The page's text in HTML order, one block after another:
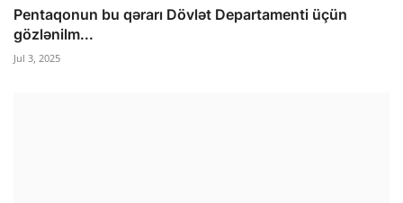
Pentaqonun bu qərarı Dövlət Departamenti üçün
gözlənilm...
Jul 3, 2025